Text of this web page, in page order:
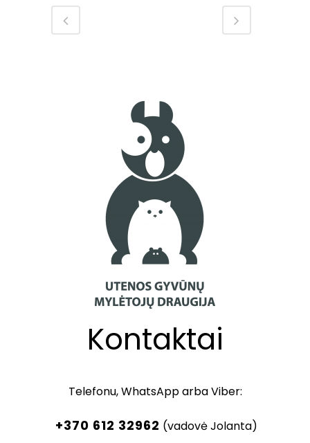
Kontaktai
Telefonu, WhatsApp arba Viber:
+370 612 32962 (vadovė Jolanta)